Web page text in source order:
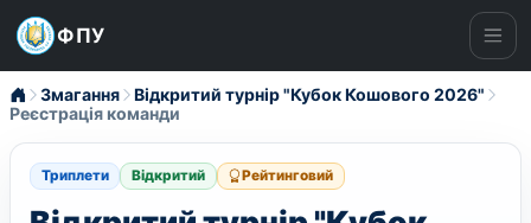
ФПУ
Змагання
Відкритий турнір "Кубок Кошового 2026"
Реєстрація команди
Триплети Відкритий Рейтинговий